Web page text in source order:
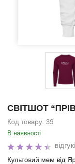
СВІТШОТ
Код товару: 39
В наявності
Культовий мем від